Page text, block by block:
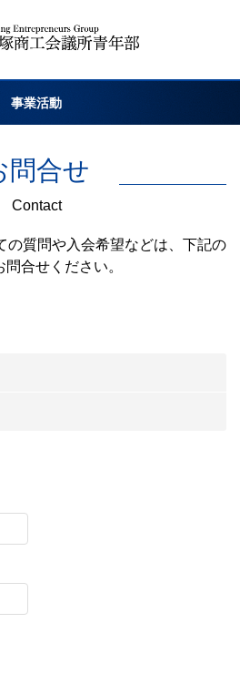
事業活動
問合せ
Contact
の質問や入会希望などは、下記の
合せください。